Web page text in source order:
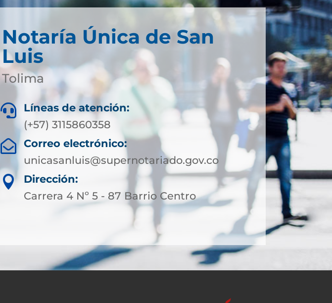
Notaría Única de San
Luis
Tolima

Líneas de atención:
(+57) 3115860358

Correo electrónico:
unicasanluis@supernotariado.gov.co

Dirección:
Carrera 4 Nº 5 - 87 Barrio Centro